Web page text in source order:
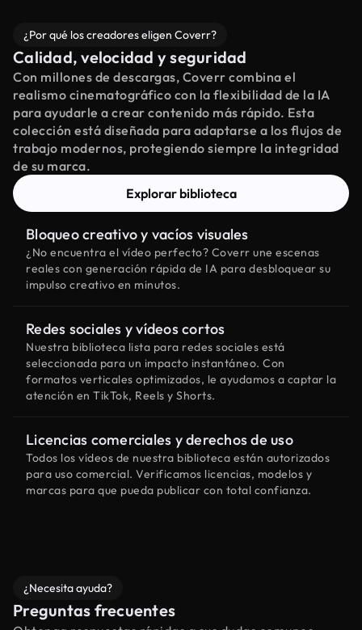
¿Por qué los creadores eligen Coverr?
Calidad, velocidad y seguridad
Con millones de descargas, Coverr combina el
realismo cinematográfico con la flexibilidad de la IA
para ayudarle a crear contenido más rápido. Esta
colección está diseñada para adaptarse a los flujos de
trabajo modernos, protegiendo siempre la integridad
de su marca.
Explorar biblioteca
Bloqueo creativo y vacíos visuales
¿No encuentra el vídeo perfecto? Coverr une escenas
reales con generación rápida de IA para desbloquear su
impulso creativo en minutos.
Redes sociales y vídeos cortos
Nuestra biblioteca lista para redes sociales está
seleccionada para un impacto instantáneo. Con
formatos verticales optimizados, le ayudamos a captar la
atención en TikTok, Reels y Shorts.
Licencias comerciales y derechos de uso
Todos los vídeos de nuestra biblioteca están autorizados
para uso comercial. Verificamos licencias, modelos y
marcas para que pueda publicar con total confianza.
¿Necesita ayuda?
Preguntas frecuentes